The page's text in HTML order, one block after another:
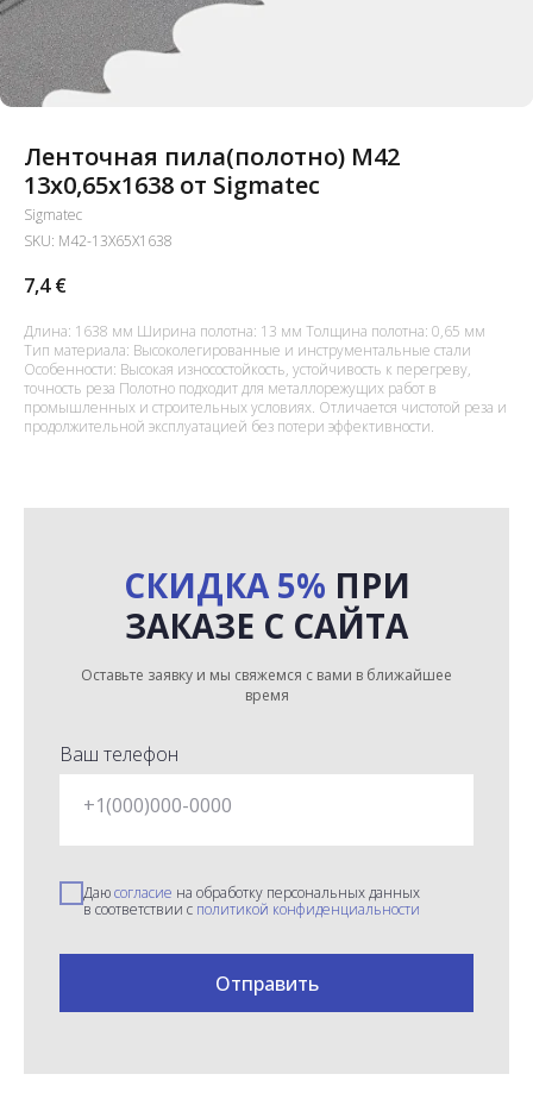
Ленточная пила(полотно) M42
13x0,65x1638 от Sigmatec
Sigmatec
SKU: M42-13X65X1638
7,4 €
Длина: 1638 мм Ширина полотна: 13 мм Толщина полотна: 0,65 мм
Тип материала: Высоколегированные и инструментальные стали
Особенности: Высокая износостойкость, устойчивость к перегреву,
точность реза Полотно подходит для металлорежущих работ в
промышленных и строительных условиях. Отличается чистотой реза и
продолжительной эксплуатацией без потери эффективности.
СКИДКА 5% ПРИ
ЗАКАЗЕ С САЙТА
Оставьте заявку и мы свяжемся с вами в ближайшее
время
Ваш телефон
+1(000)000-0000
Даюсогласие на обработку персональных данных
в соответствии с политикой конфиденциальности
Отправить